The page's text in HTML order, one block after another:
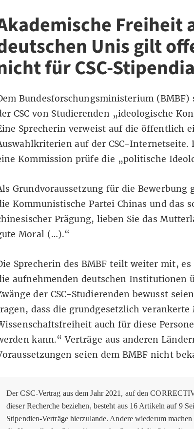
Freiheit
Unis gilt
für CSC-
Bundesforschungsministerium (BMBF)
CSC von Studierenden „ideologische
Sprecherin verweist auf die öffentlich
auf der CSC-Internetseite.
Kommission prüfe die „politische
Grundvoraussetzung für die Bewerbung
Kommunistische Partei Chinas und das
Prägung, lieben Sie das
Moral (…).“
Sprecherin des BMBF teilt weiter mit,
aufnehmenden deutschen Institutionen
der CSC-Studierenden bewusst
dass die grundgesetzlich
auch für diese
kann.“ Verträge aus anderen
seien dem BMBF nicht
Der CSC-Vertrag aus dem Jahr 2021, auf den
dieser Recherche beziehen, besteht aus 16 Artikeln auf 9
Stipendien-Verträge hierzulande. Andere wiederum